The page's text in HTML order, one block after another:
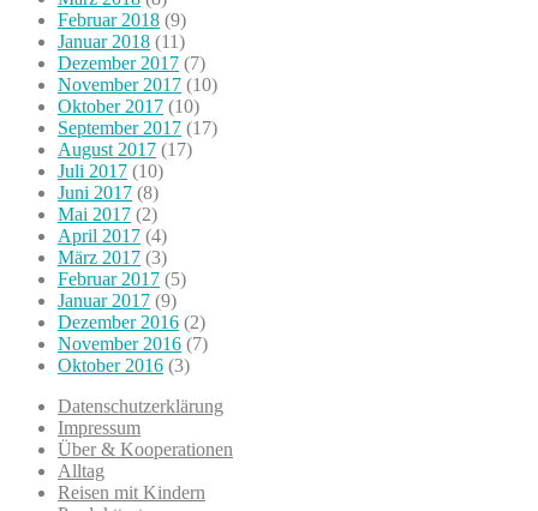
Februar 2018 (9)
Januar 2018 (11)
Dezember 2017 (7)
November 2017 (10)
Oktober 2017 (10)
September 2017 (17)
August 2017 (17)
Juli 2017 (10)
Juni 2017 (8)
Mai 2017 (2)
April 2017 (4)
März 2017 (3)
Februar 2017 (5)
Januar 2017 (9)
Dezember 2016 (2)
November 2016 (7)
Oktober 2016 (3)
Datenschutzerklärung
Impressum
Über & Kooperationen
Alltag
Reisen mit Kindern